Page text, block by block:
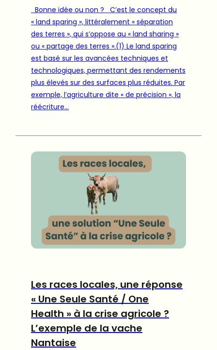
Bonne idée ou non ? C’est le concept du
« land sparing », littéralement « séparation
des terres », qui s’oppose au « land sharing »
ou « partage des terres ».(1) Le land sparing
est basé sur les avancées techniques et
technologiques, permettant des rendements
plus élevés sur des surfaces plus réduites. Par
exemple, l’agriculture dite « de précision », la
réécriture…
Les races locales, une réponse
« Une Seule Santé / One
Health » à la crise agricole ?
L’exemple de la vache
Nantaise